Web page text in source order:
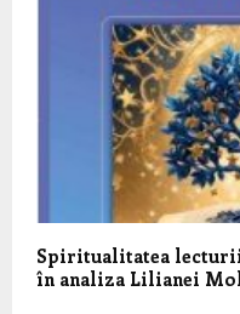
Spiritualitatea
în analiza Lilianei